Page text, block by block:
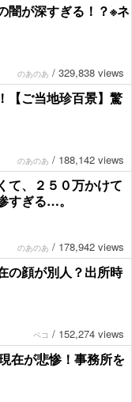
闇が深すぎる！？※ネ
のあのあ / 329,838 views
【ご当地珍百景】驚
のあのあ / 188,142 views
て、２５０万かけて
すぎる…。
のあのあ / 178,942 views
の顔が別人？出所時
ペコ / 152,274 views
在が悲惨！事務所を